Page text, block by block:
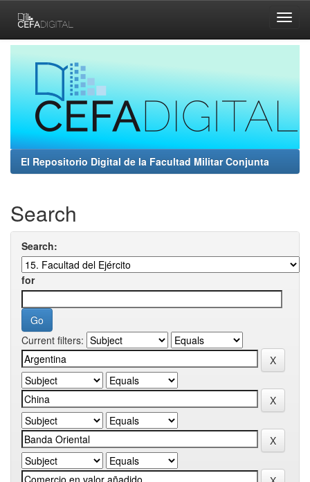
navigation
El Repositorio Digital de la Facultad Militar Conjunta
Search
Search:
for
Current filters: